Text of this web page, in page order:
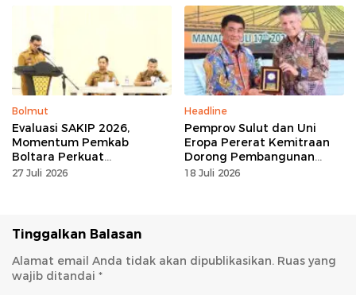
Bolmut
Evaluasi SAKIP 2026,
Momentum Pemkab
Boltara Perkuat
Akuntabilitas dan Kinerja
27 Juli 2026
Headline
Pemprov Sulut dan Uni
Eropa Pererat Kemitraan
Dorong Pembangunan
Berkelanjutan
18 Juli 2026
Tinggalkan Balasan
Alamat email Anda tidak akan dipublikasikan. Ruas yang
wajib ditandai *